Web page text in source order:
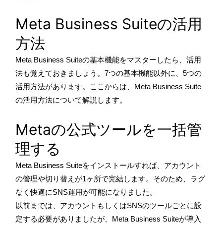
Meta Business Suiteの活用
方法
Meta Business Suiteの基本機能をマスターしたら、活用
法も覚えておきましょう。7つの基本機能以外に、5つの
活用方法があります。ここからは、Meta Business Suite
の活用方法について解説します。
Metaの公式ツールを一括管
理する
Meta Business Suiteをインストールすれば、アカウント
の管理や切り替えが1ヶ所で完結します。そのため、ラグ
なく快適にSNS運用が可能になりました。
以前までは、アカウントもしくはSNSのツールごとに設
定する必要がありましたが、Meta Business Suiteが導入